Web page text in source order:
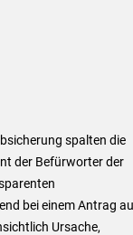
spalten die
der Befürworter der
bei einem Antrag
Ursache,